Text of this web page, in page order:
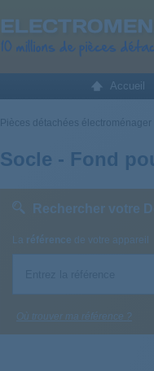
Accueil
Pièces détachées électroménager
Socle - Fond
Rechercher votre
La référence de votre appareil
Où trouver ma référence ?